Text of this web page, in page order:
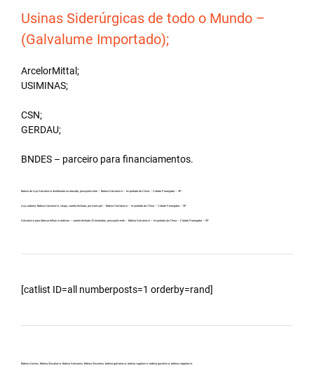
Usinas Siderúrgicas de todo o Mundo –
(Galvalume Importado);
ArcelorMittal;
USIMINAS;
CSN;
GERDAU;
BNDES – parceiro para financiamentos.
Bobina de Aço Galvalume distribuidor no atacado, principalmente – Bobina Galvalume – Importada da China – Cidade Porangaba – SP.
Aço carbono, Bobina Galvalume, chapa, carreta fechada, por exemplo – Bobina Galvalume – Importada da China – Cidade Porangaba – SP.
Galvalume para fabricar telhas metálicas – carreta fechada 32 toneladas, principalmente – Bobina Galvalume – Importada da China – Cidade Porangaba – SP.
[catlist ID=all numberposts=1 orderby=rand]
Bobina Aluzinc, Bobina Zincalume, Bobina Galvanew, Bobina Zincanew, bobina galvolume, bobina vagalume, bobina gavolume, bobina valgalume,